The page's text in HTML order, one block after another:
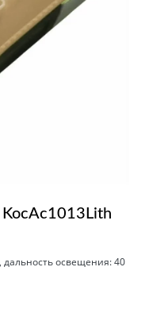
дальность освещения: 40